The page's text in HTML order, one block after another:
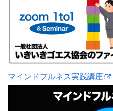
マインドフルネス実践講座